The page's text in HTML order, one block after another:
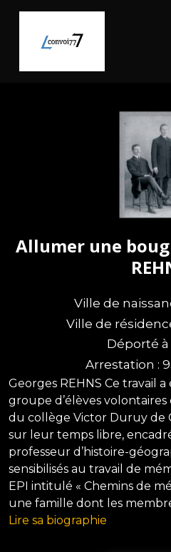
content
Allumer une
Ville de
Ville de
Déporté à
Arrestation :
Georges REHNS Ce travail
groupe d’élèves volontaires
du collège Victor Duruy de
sur leur temps libre,
professeur d’histoire-
sensibilisés au travail de
EPI intitulé « Chemins de
une famille dont les
Lire sa biographie